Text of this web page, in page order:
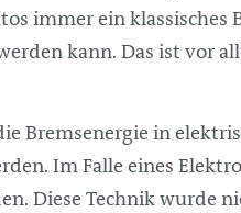
immer ein klassisches
kann. Das ist vor
Bremsenergie in
Im Falle eines
Diese Technik wurde